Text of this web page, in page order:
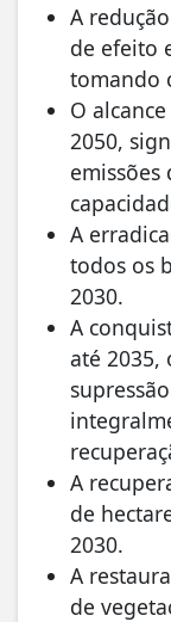
A
de efeito
tomando
O
2050,
emissões
A
todos os
2030.
A
até 2035,
A
de
2030.
A
de